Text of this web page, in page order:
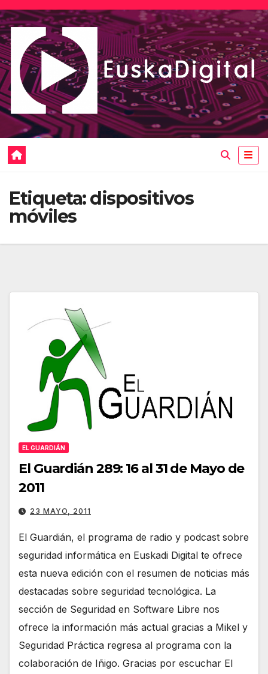
Saltar
al
contenido
Etiqueta:dispositivos
móviles
EL GUARDIÁN
El Guardián 289: 16 al 31 de Mayo de
2011
23 MAYO, 2011
El Guardián, el programa de radio y podcast sobre
seguridad informática en Euskadi Digital te ofrece
esta nueva edición con el resumen de noticias más
destacadas sobre seguridad tecnológica. La
sección de Seguridad en Software Libre nos
ofrece la información más actual gracias a Mikel y
Seguridad Práctica regresa al programa con la
colaboración de Iñigo. Gracias por escuchar El